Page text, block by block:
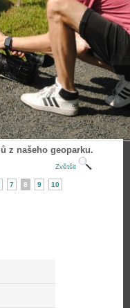
z našeho geoparku.
Zvětšit
7 8 9 10